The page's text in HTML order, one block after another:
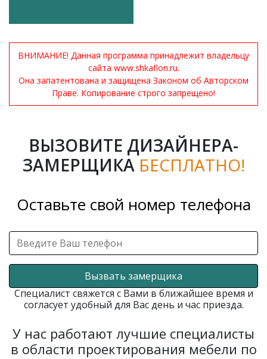
ВНИМАНИЕ! Данная программа принадлежит владельцу
сайта www.shkaflon.ru.
Она запатентована и защищена Законом об Авторском
Праве. Копирование строго запрещено!
ВЫЗОВИТЕ ДИЗАЙНЕРА-
ЗАМЕРЩИКА БЕСПЛАТНО!
Оставьте свой номер телефона
Вызвать замерщика
Специалист свяжется с Вами в ближайшее время и
согласует удобный для Вас день и час приезда.
У нас работают лучшие специалисты
в области проектирования мебели по